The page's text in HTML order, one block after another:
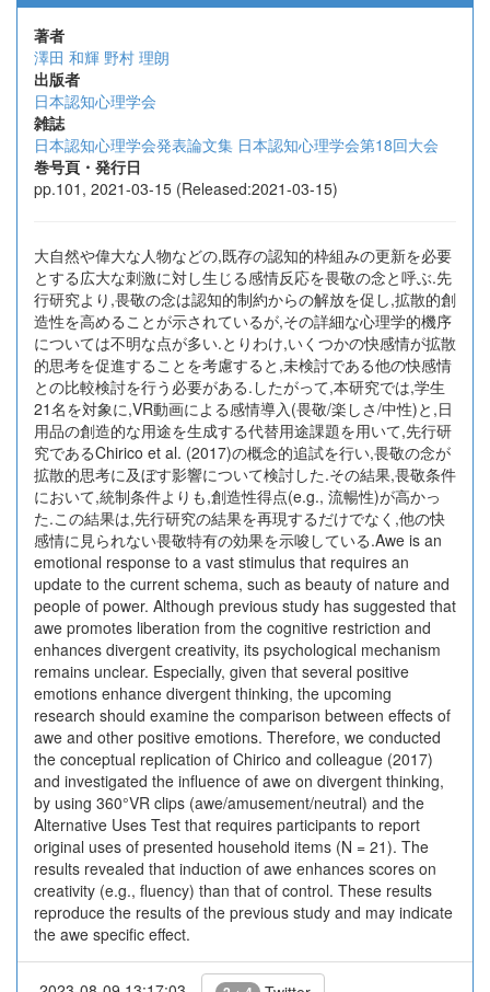
著者
澤田 和輝 野村 理朗
出版者
日本認知心理学会
雑誌
日本認知心理学会発表論文集 日本認知心理学会第18回大会
巻号頁・発行日
pp.101, 2021-03-15 (Released:2021-03-15)
大自然や偉大な人物などの,既存の認知的枠組みの更新を必要
とする広大な刺激に対し生じる感情反応を畏敬の念と呼ぶ.先
行研究より,畏敬の念は認知的制約からの解放を促し,拡散的創
造性を高めることが示されているが,その詳細な心理学的機序
については不明な点が多い.とりわけ,いくつかの快感情が拡散
的思考を促進することを考慮すると,未検討である他の快感情
との比較検討を行う必要がある.したがって,本研究では,学生
21名を対象に,VR動画による感情導入(畏敬/楽しさ/中性)と,日
用品の創造的な用途を生成する代替用途課題を用いて,先行研
究であるChirico et al. (2017)の概念的追試を行い,畏敬の念が
拡散的思考に及ぼす影響について検討した.その結果,畏敬条件
において,統制条件よりも,創造性得点(e.g., 流暢性)が高かっ
た.この結果は,先行研究の結果を再現するだけでなく,他の快
感情に見られない畏敬特有の効果を示唆している.Awe is an
emotional response to a vast stimulus that requires an
update to the current schema, such as beauty of nature and
people of power. Although previous study has suggested that
awe promotes liberation from the cognitive restriction and
enhances divergent creativity, its psychological mechanism
remains unclear. Especially, given that several positive
emotions enhance divergent thinking, the upcoming
research should examine the comparison between effects of
awe and other positive emotions. Therefore, we conducted
the conceptual replication of Chirico and colleague (2017)
and investigated the influence of awe on divergent thinking,
by using 360°VR clips (awe/amusement/neutral) and the
Alternative Uses Test that requires participants to report
original uses of presented household items (N = 21). The
results revealed that induction of awe enhances scores on
creativity (e.g., fluency) than that of control. These results
reproduce the results of the previous study and may indicate
the awe specific effect.